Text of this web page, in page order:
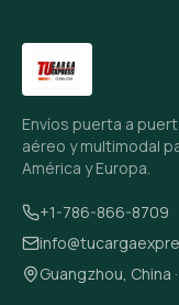
Envíos puerta a
aéreo y multimodal
América y Europa.
+1-786-866-8709
Guangzhou, China